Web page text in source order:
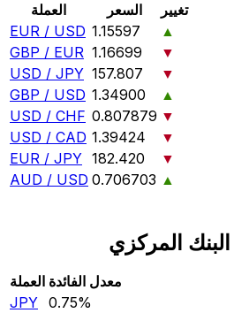
العملة السعر
تغيير
EUR / USD 1.15597
▲
GBP / EUR 1.16699
▼
USD / JPY 157.807
▼
GBP / USD 1.34900
▲
USD / CHF 0.807879 ▼
USD / CAD 1.39424
▼
EUR / JPY 182.420
▼
AUD / USD 0.706703 ▲
المركزي
العملة معدل الفائدة
JPY 0.75‎%‎